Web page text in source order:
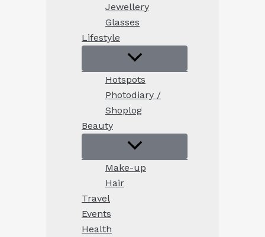
Jewellery
Glasses
Lifestyle
Hotspots
Photodiary /
Shoplog
Beauty
Make-up
Hair
Travel
Events
Health